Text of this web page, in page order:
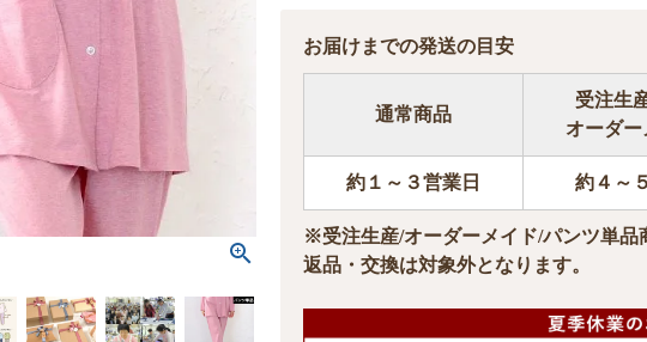
お届けまでの発送の目安
通常商品
受注生
オーダー
約１～３営業日 約４～
※受注生産/オーダーメイド/パンツ単品
返品・交換は対象外となります。